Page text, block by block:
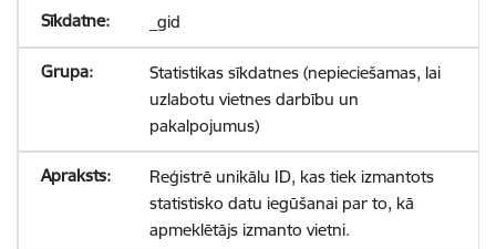
_gid
Statistikas sīkdatnes (nepieciešamas, lai
uzlabotu vietnes darbību un
pakalpojumus)
Reģistrē unikālu ID, kas tiek izmantots
statistisko datu iegūšanai par to, kā
apmeklētājs izmanto vietni.